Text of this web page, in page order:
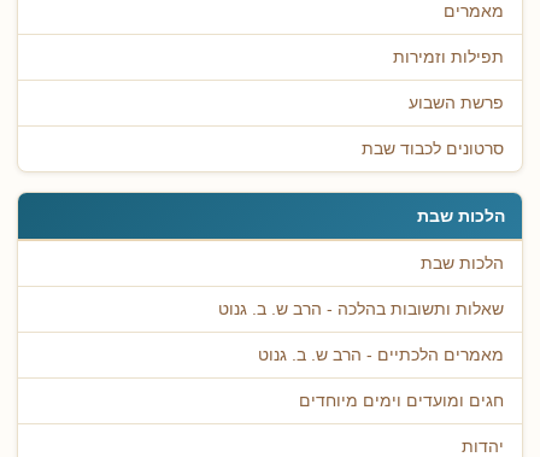
מאמרים
תפילות וזמירות
פרשת השבוע
סרטונים לכבוד שבת
הלכות שבת
הלכות שבת
שאלות ותשובות בהלכה - הרב ש. ב. גנוט
מאמרים הלכתיים - הרב ש. ב. גנוט
חגים ומועדים וימים מיוחדים
יהדות